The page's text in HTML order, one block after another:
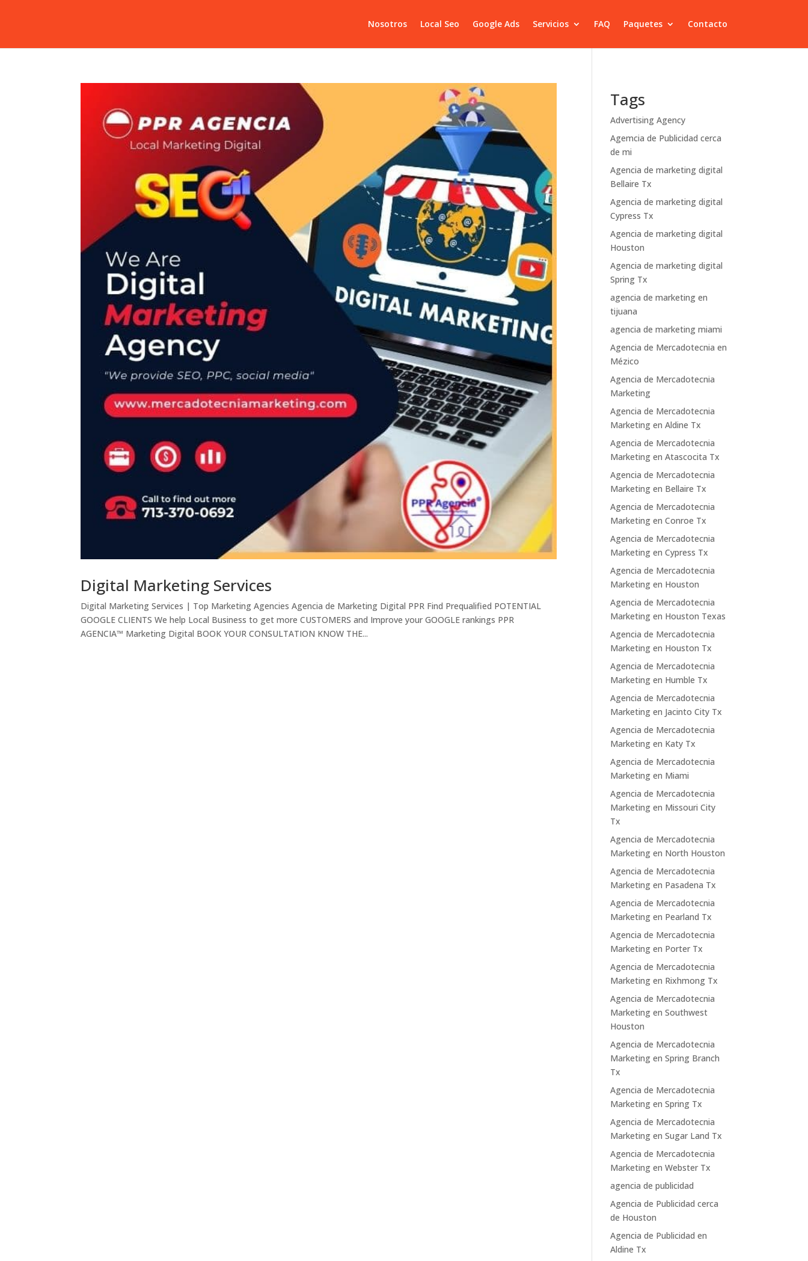
Nosotros Local Seo Google Ads Servicios FAQ Paquetes Contacto
Digital Marketing Services
Digital Marketing Services | Top Marketing Agencies Agencia de Marketing Digital PPR Find Prequalified POTENTIAL
GOOGLE CLIENTS We help Local Business to get more CUSTOMERS and Improve your GOOGLE rankings PPR
AGENCIA™ Marketing Digital BOOK YOUR CONSULTATION KNOW THE...
Tags
Advertising Agency
Agemcia de Publicidad cerca
de mi
Agencia de marketing digital
Bellaire Tx
Agencia de marketing digital
Cypress Tx
Agencia de marketing digital
Houston
Agencia de marketing digital
Spring Tx
agencia de marketing en
tijuana
agencia de marketing miami
Agencia de Mercadotecnia en
Mézico
Agencia de Mercadotecnia
Marketing
Agencia de Mercadotecnia
Marketing en Aldine Tx
Agencia de Mercadotecnia
Marketing en Atascocita Tx
Agencia de Mercadotecnia
Marketing en Bellaire Tx
Agencia de Mercadotecnia
Marketing en Conroe Tx
Agencia de Mercadotecnia
Marketing en Cypress Tx
Agencia de Mercadotecnia
Marketing en Houston
Agencia de Mercadotecnia
Marketing en Houston Texas
Agencia de Mercadotecnia
Marketing en Houston Tx
Agencia de Mercadotecnia
Marketing en Humble Tx
Agencia de Mercadotecnia
Marketing en Jacinto City Tx
Agencia de Mercadotecnia
Marketing en Katy Tx
Agencia de Mercadotecnia
Marketing en Miami
Agencia de Mercadotecnia
Marketing en Missouri City
Tx
Agencia de Mercadotecnia
Marketing en North Houston
Agencia de Mercadotecnia
Marketing en Pasadena Tx
Agencia de Mercadotecnia
Marketing en Pearland Tx
Agencia de Mercadotecnia
Marketing en Porter Tx
Agencia de Mercadotecnia
Marketing en Rixhmong Tx
Agencia de Mercadotecnia
Marketing en Southwest
Houston
Agencia de Mercadotecnia
Marketing en Spring Branch
Tx
Agencia de Mercadotecnia
Marketing en Spring Tx
Agencia de Mercadotecnia
Marketing en Sugar Land Tx
Agencia de Mercadotecnia
Marketing en Webster Tx
agencia de publicidad
Agencia de Publicidad cerca
de Houston
Agencia de Publicidad en
Aldine Tx